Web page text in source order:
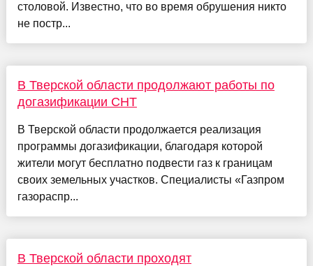
столовой. Известно, что во время обрушения никто
не постр...
В Тверской области продолжают работы по
догазификации СНТ
В Тверской области продолжается реализация
программы догазификации, благодаря которой
жители могут бесплатно подвести газ к границам
своих земельных участков. Специалисты «Газпром
газораспр...
В Тверской области проходят